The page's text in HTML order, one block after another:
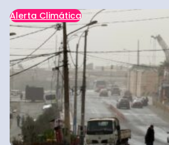
Alerta Climática